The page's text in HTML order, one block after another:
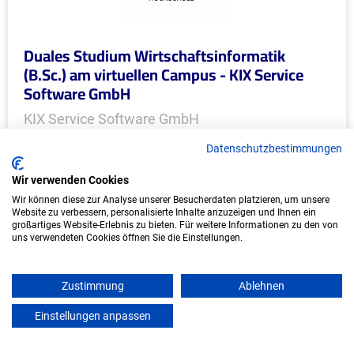
Duales Studium Wirtschaftsinformatik
(B.Sc.) am virtuellen Campus - KIX Service
Software GmbH
KIX Service Software GmbH
In Kooperation mit IU Duales Studium (Internationale
bundesweit
Start: Oktober 2026
Weitere Ausbildungsplätze
Datenschutzbestimmungen
Wir verwenden Cookies
Wir können diese zur Analyse unserer Besucherdaten platzieren, um unsere
Website zu verbessern, personalisierte Inhalte anzuzeigen und Ihnen ein
großartiges Website-Erlebnis zu bieten. Für weitere Informationen zu den von
uns verwendeten Cookies öffnen Sie die Einstellungen.
Zustimmung Ablehnen
Einstellungen anpassen